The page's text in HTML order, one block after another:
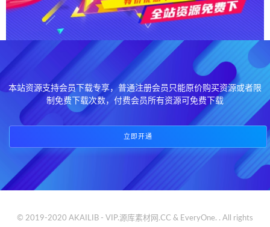
本站资源支持会员下载专享，普通注册会员只能原价购买资源或者限
制免费下载次数，付费会员所有资源可免费下载
立即开通
© 2019-2020 AKAILIB - VIP.源库素材网.CC & EveryOne. . All rights